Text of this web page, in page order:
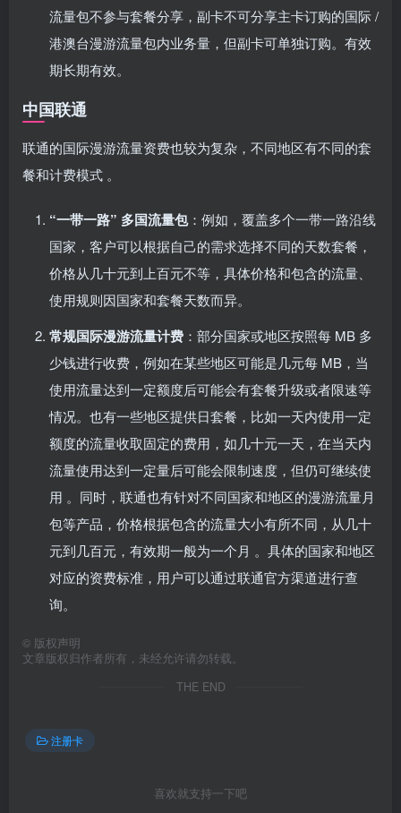
流量包不参与套餐分享，副卡不可分享主卡订购的国际 /
港澳台漫游流量包内业务量，但副卡可单独订购。有效
期长期有效。
中国联通
联通的国际漫游流量资费也较为复杂，不同地区有不同的套
餐和计费模式 。
“一带一路” 多国流量包：例如，覆盖多个一带一路沿线
国家，客户可以根据自己的需求选择不同的天数套餐，
价格从几十元到上百元不等，具体价格和包含的流量、
使用规则因国家和套餐天数而异。
常规国际漫游流量计费 ：部分国家或地区按照每 MB 多
少钱进行收费，例如在某些地区可能是几元每 MB，当
使用流量达到一定额度后可能会有套餐升级或者限速等
情况。也有一些地区提供日套餐，比如一天内使用一定
额度的流量收取固定的费用，如几十元一天，在当天内
流量使用达到一定量后可能会限制速度，但仍可继续使
用 。同时，联通也有针对不同国家和地区的漫游流量月
包等产品，价格根据包含的流量大小有所不同，从几十
元到几百元，有效期一般为一个月 。具体的国家和地区
对应的资费标准，用户可以通过联通官方渠道进行查
询。
© 版权声明
文章版权归作者所有，未经允许请勿转载。
THE END
注册卡
喜欢就支持一下吧